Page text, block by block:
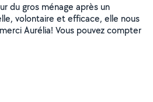
du gros ménage après un
volontaire et efficace, elle nous
Aurélia! Vous pouvez compter